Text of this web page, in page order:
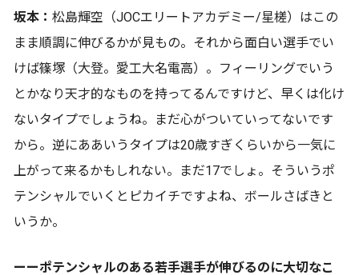
坂本： 松島輝空（JOCエリートアカデミー/星槎）はこの
まま順調に伸びるかが見もの。それから面白い選手でい
けば篠塚（大登。愛工大名電高）。フィーリングでいう
とかなり天才的なものを持ってるんですけど、早くは化け
ないタイプでしょうね。まだ心がついていってないです
から。逆にああいうタイプは20歳すぎくらいから一気に
上がって来るかもしれない。まだ17でしょ。そういうポ
テンシャルでいくとピカイチですよね、ボールさばきと
いうか。
ーーポテンシャルのある若手選手が伸びるのに大切なこ